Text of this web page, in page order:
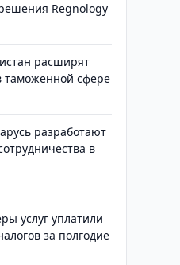
Regnology
расширят
таможенной сфере
разработают
в
услуг уплатили
за полгодие